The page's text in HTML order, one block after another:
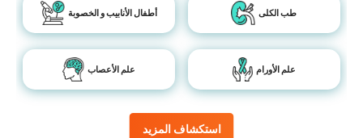
استكشاف المزيد
أطفال الأنابيب و الخصوبة طب الكلى
علم الأعصاب علم الأورام